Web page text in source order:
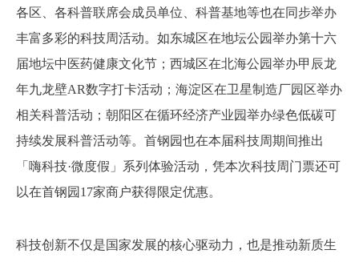
各区、各科普联席会成员单位、科普基地等也在同步举办
丰富多彩的科技周活动。如东城区在地坛公园举办第十六
届地坛中医药健康文化节；西城区在北海公园举办甲辰龙
年九龙壁AR数字打卡活动；海淀区在卫星制造厂园区举办
相关科普活动；朝阳区在循环经济产业园举办绿色低碳可
持续发展科普活动等。首钢园也在本届科技周期间推出
「嗨科技·微度假」系列体验活动，凭本次科技周门票还可
以在首钢园17家商户获得限定优惠。
科技创新不仅是国家发展的核心驱动力，也是推动新质生